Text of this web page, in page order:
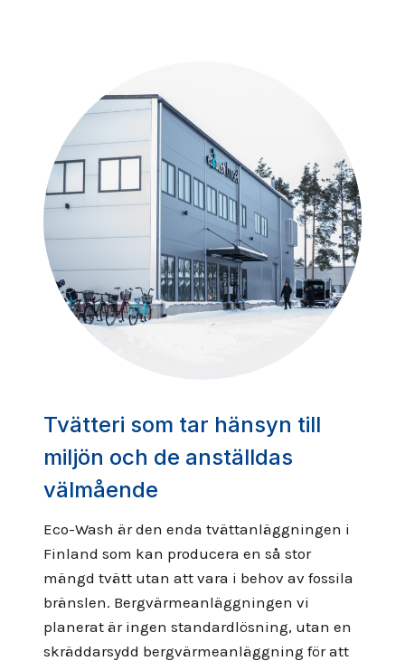
Tvätteri som tar hänsyn till
miljön och de anställdas
välmående
Eco-Wash är den enda tvättanläggningen i
Finland som kan producera en så stor
mängd tvätt utan att vara i behov av fossila
bränslen. Bergvärmeanläggningen vi
planerat är ingen standardlösning, utan en
skräddarsydd bergvärmeanläggning för att